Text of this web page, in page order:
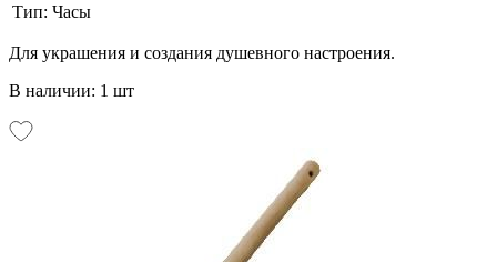
Тип: Часы
Для украшения и создания душевного настроения.
В наличии: 1 шт